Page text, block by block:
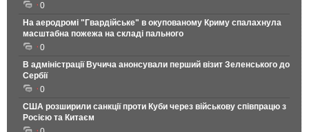
0
На аеродромі "Гвардійське" в окупованому Криму спалахнула
масштабна пожежа на складі пального
0
В адміністрації Вучича анонсували перший візит Зеленського до
Сербії
0
США розширили санкції проти Куби через військову співпрацю з
Росією та Китаєм